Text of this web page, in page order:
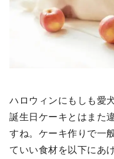
ハロウィンにもしも愛
誕生日ケーキとはまた
すね。ケーキ作りで一
ていい食材を以下にあ